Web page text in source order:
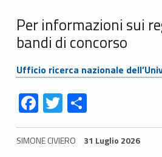
Per informazioni sui
bandi di concorso
Link identifier #identifier__123602-2
Ufficio ricerca nazionale
Link identifier #identifier__87263-1
F
ac
e
Link identifier #identifier__167558-2 T
w
itt
Link identifier #identifier__86100-3 C
o
n
SIMONE CIVIERO 31 Luglio 2026